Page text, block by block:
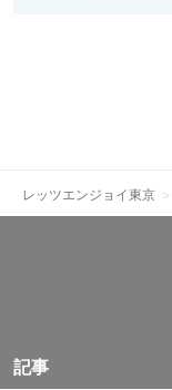
レッツエンジョイ東京
記事